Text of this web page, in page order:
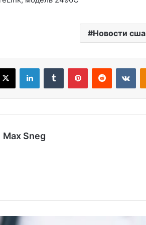
Новости сша
Max Sneg